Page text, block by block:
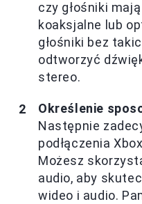
czy głośniki
koaksjalne lub
głośniki bez
odtworzyć
stereo.
Określenie
Następnie
podłączenia
Możesz
audio, aby
wideo i audio.